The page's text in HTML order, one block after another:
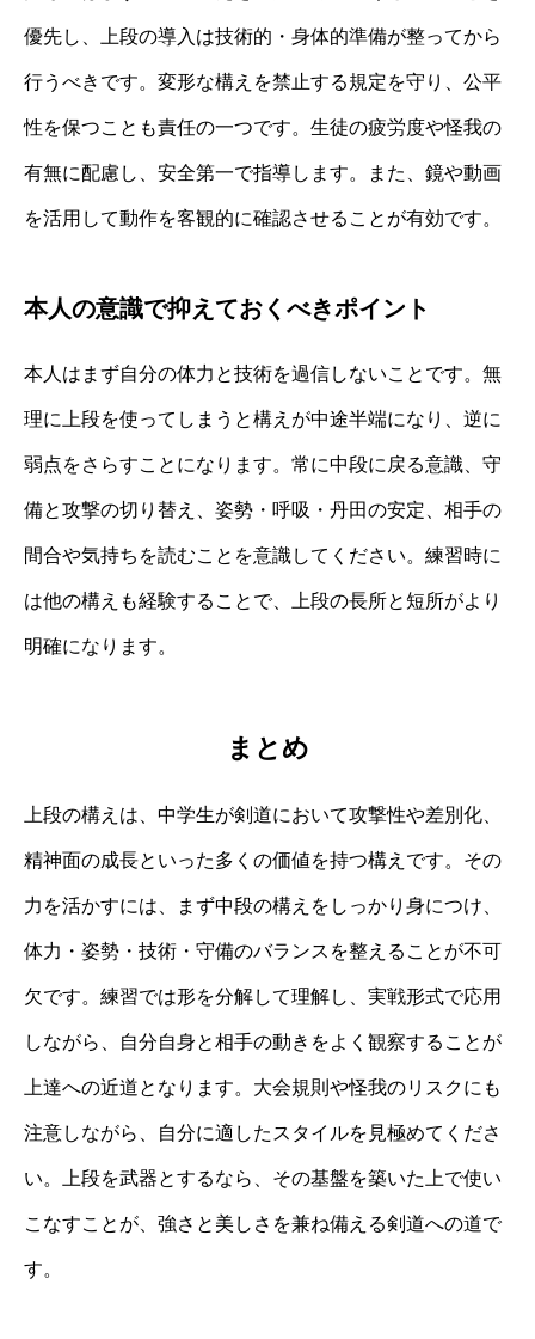
優先し、上段の導入は技術的・身体的準備が整ってから
行うべきです。変形な構えを禁止する規定を守り、公平
性を保つことも責任の一つです。生徒の疲労度や怪我の
有無に配慮し、安全第一で指導します。また、鏡や動画
を活用して動作を客観的に確認させることが有効です。
本人の意識で抑えておくべきポイント
本人はまず自分の体力と技術を過信しないことです。無
理に上段を使ってしまうと構えが中途半端になり、逆に
弱点をさらすことになります。常に中段に戻る意識、守
備と攻撃の切り替え、姿勢・呼吸・丹田の安定、相手の
間合や気持ちを読むことを意識してください。練習時に
は他の構えも経験することで、上段の長所と短所がより
明確になります。
まとめ
上段の構えは、中学生が剣道において攻撃性や差別化、
精神面の成長といった多くの価値を持つ構えです。その
力を活かすには、まず中段の構えをしっかり身につけ、
体力・姿勢・技術・守備のバランスを整えることが不可
欠です。練習では形を分解して理解し、実戦形式で応用
しながら、自分自身と相手の動きをよく観察することが
上達への近道となります。大会規則や怪我のリスクにも
注意しながら、自分に適したスタイルを見極めてくださ
い。上段を武器とするなら、その基盤を築いた上で使い
こなすことが、強さと美しさを兼ね備える剣道への道で
す。